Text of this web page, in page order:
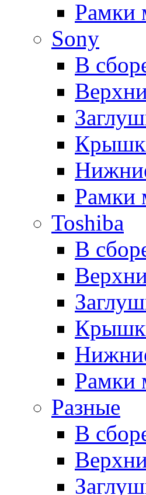
Рамки
Sony
В
Рамки
Toshiba
В
Рамки
Разные
В